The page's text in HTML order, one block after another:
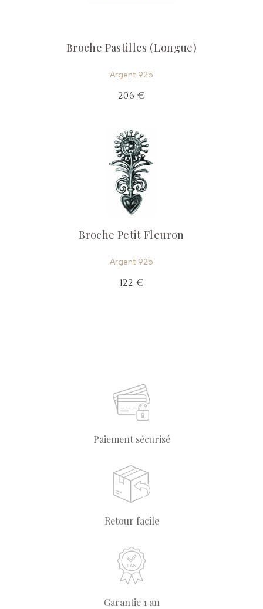
Broche Pastilles (Longue)
Argent 925
206 €
Broche Petit Fleuron
Argent 925
122 €
Paiement sécurisé
Retour facile
Garantie 1 an